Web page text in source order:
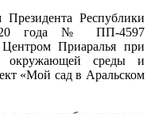
Республики
года № ПП-4597
Приаралья при
окружающей среды и
«Мой сад в Аральском